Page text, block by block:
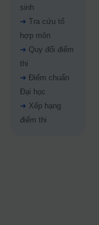
sinh
➜ Tra cứu tổ
hợp môn
➜ Quy đổi điểm
thi
➜ Điểm chuẩn
Đại học
➜ Xếp hạng
điểm thi